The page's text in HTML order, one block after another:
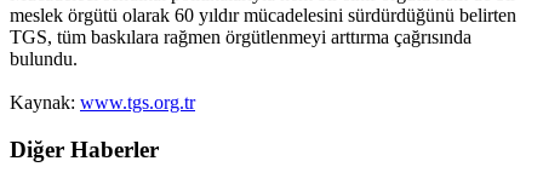
meslek örgütü olarak 60 yıldır mücadelesini sürdürdüğünü belirten
TGS, tüm baskılara rağmen örgütlenmeyi arttırma çağrısında
bulundu.
Kaynak: www.tgs.org.tr
Diğer Haberler